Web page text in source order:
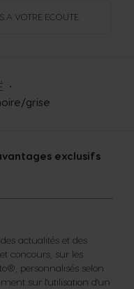
A VOTRE ECOUTE
exclusifs
actualités et des
concours, sur les
personnalisés selon
sur l'utilisation d'un
grise